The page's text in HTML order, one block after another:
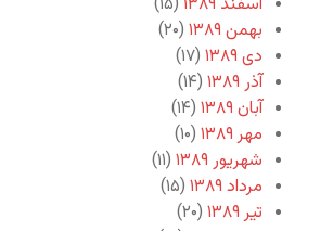
بهمن ۱۳۸۹
(۲۰)
دی ۱۳۸۹
(۱۷)
آذر ۱۳۸۹
(۱۴)
آبان ۱۳۸۹
(۱۴)
مهر ۱۳۸۹
(۱۰)
شهریور ۱۳۸۹
(۱۱)
مرداد ۱۳۸۹
(۱۵)
تیر ۱۳۸۹
(۲۰)